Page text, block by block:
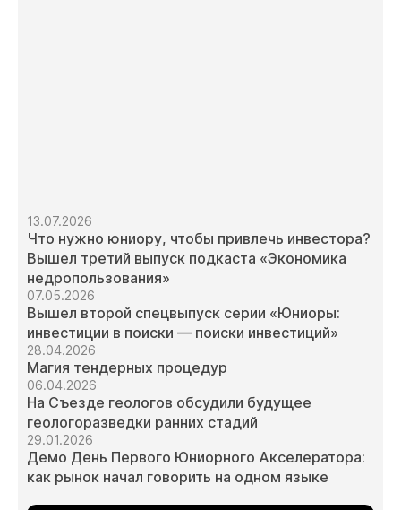
13.07.2026
Что нужно юниору, чтобы привлечь инвестора?
Вышел третий выпуск подкаста «Экономика
недропользования»
07.05.2026
Вышел второй спецвыпуск серии «Юниоры:
инвестиции в поиски — поиски инвестиций»
28.04.2026
Магия тендерных процедур
06.04.2026
На Съезде геологов обсудили будущее
геологоразведки ранних стадий
29.01.2026
Демо День Первого Юниорного Акселератора:
как рынок начал говорить на одном языке